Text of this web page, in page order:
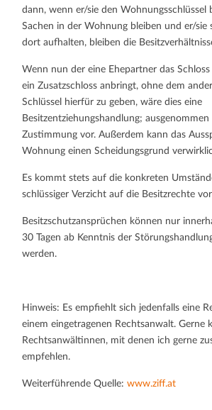
dann, wenn er/sie den Wohnungsschlüssel
Sachen in der Wohnung bleiben und er/sie
dort aufhalten, bleiben die
Wenn nun der eine Ehepartner das
ein Zusatzschloss anbringt, ohne dem
Schlüssel hierfür zu geben, wäre dies eine
Besitzentziehungshandlung; ausgenommen
Zustimmung vor. Außerdem kann das
Wohnung einen Scheidungsgrund
Es kommt stets auf die konkreten
schlüssiger Verzicht auf die Besitzrechte
Besitzschutzansprüchen können nur
30 Tagen ab Kenntnis der
werden.
Hinweis: Es empfiehlt sich jedenfalls eine
einem eingetragenen Rechtsanwalt. Gerne
Rechtsanwältinnen, mit denen ich gerne
empfehlen.
Weiterführende Quelle:www.ziff.at